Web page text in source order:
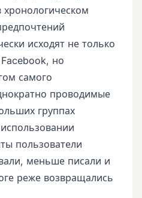
хронологическом
исходят не только
но
самого
проводимые
группах
пользователи
меньше писали и
реже возвращались